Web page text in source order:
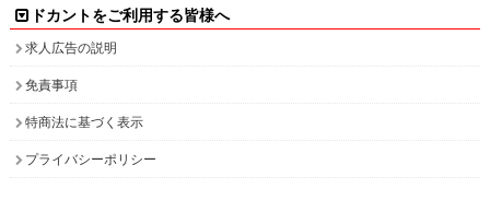
ドカントをご利用する皆様へ
求人広告の説明
免責事項
特商法に基づく表示
プライバシーポリシー